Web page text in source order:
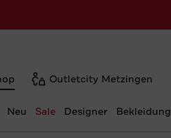
Outletcity Metzingen
ausgewählt:
Neu Sale Designer Bekleidung